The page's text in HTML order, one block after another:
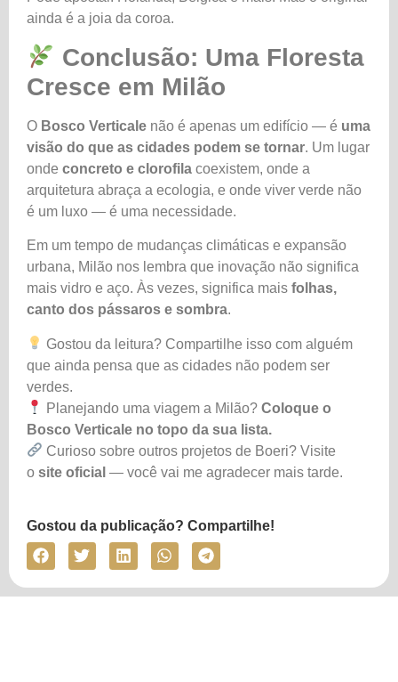
ainda é a joia da coroa.
Conclusão: Uma Floresta
Cresce em Milão
O Bosco Verticale não é apenas um edifício — é uma
visão do que as cidades podem se tornar. Um lugar
onde concreto e clorofila coexistem, onde a
arquitetura abraça a ecologia, e onde viver verde não
é um luxo — é uma necessidade.
Em um tempo de mudanças climáticas e expansão
urbana, Milão nos lembra que inovação não significa
mais vidro e aço. Às vezes, significa mais folhas,
canto dos pássaros e sombra.
Gostou da leitura? Compartilhe isso com alguém
que ainda pensa que as cidades não podem ser
verdes.
Planejando uma viagem a Milão?Coloque o
Bosco Verticale no topo da sua lista.
Curioso sobre outros projetos de Boeri? Visite
o site oficial — você vai me agradecer mais tarde.
Gostou da publicação? Compartilhe!